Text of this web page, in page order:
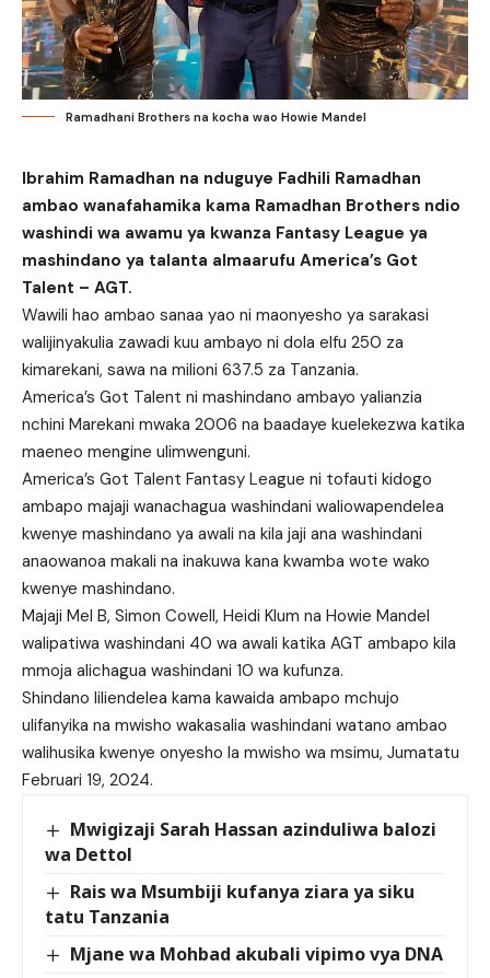
Ramadhani Brothers na kocha wao Howie Mandel
Ibrahim Ramadhan na nduguye Fadhili Ramadhan
ambao wanafahamika kama Ramadhan Brothers ndio
washindi wa awamu ya kwanza Fantasy League ya
mashindano ya talanta almaarufu America’s Got
Talent – AGT.
Wawili hao ambao sanaa yao ni maonyesho ya sarakasi
walijinyakulia zawadi kuu ambayo ni dola elfu 250 za
kimarekani, sawa na milioni 637.5 za Tanzania.
America’s Got Talent ni mashindano ambayo yalianzia
nchini Marekani mwaka 2006 na baadaye kuelekezwa katika
maeneo mengine ulimwenguni.
America’s Got Talent Fantasy League ni tofauti kidogo
ambapo majaji wanachagua washindani waliowapendelea
kwenye mashindano ya awali na kila jaji ana washindani
anaowanoa makali na inakuwa kana kwamba wote wako
kwenye mashindano.
Majaji Mel B, Simon Cowell, Heidi Klum na Howie Mandel
walipatiwa washindani 40 wa awali katika AGT ambapo kila
mmoja alichagua washindani 10 wa kufunza.
Shindano liliendelea kama kawaida ambapo mchujo
ulifanyika na mwisho wakasalia washindani watano ambao
walihusika kwenye onyesho la mwisho wa msimu, Jumatatu
Februari 19, 2024.
Mwigizaji Sarah Hassan azinduliwa balozi
wa Dettol
Rais wa Msumbiji kufanya ziara ya siku
tatu Tanzania
Mjane wa Mohbad akubali vipimo vya DNA